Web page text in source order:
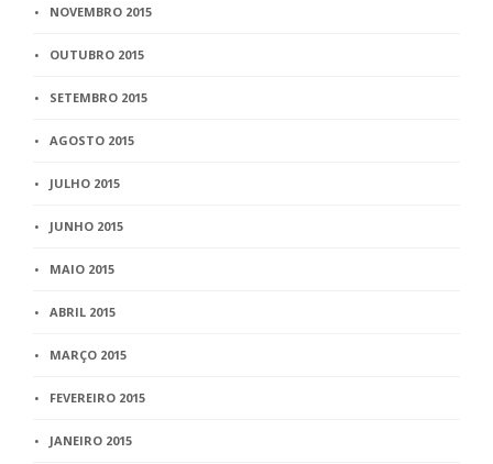
NOVEMBRO 2015
OUTUBRO 2015
SETEMBRO 2015
AGOSTO 2015
JULHO 2015
JUNHO 2015
MAIO 2015
ABRIL 2015
MARÇO 2015
FEVEREIRO 2015
JANEIRO 2015